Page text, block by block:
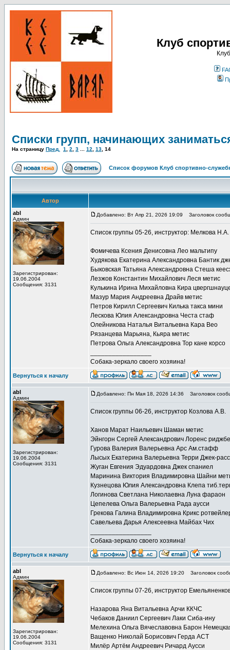
Клуб
Списки групп, начинающих
На страницу Пред. 1 2 3 12 13 14
Список форумов Клуб спортивно-
Автор
abl
Админ
Зарегистрирован:
19.06.2004
Сообщения: 3131
Добавлено: Вт Апр 21, 2026 19:09 Заголовок
Список группы 05-26, инструктор: Мелкова Н.А.
Фомичева Ксения Денисовна Лео мальтипу
Худякова Екатерина Александровна Бантик
Быковская Татьяна Александровна Стеша
Лезжов Константин Михайлович Леся метис
Кулькина Ирина Михайловна Кира
Мазур Мария Андреевна Драйв метис
Петров Кирилл Сергеевич Килька такса мини
Лескова Юлия Александровна Честа стаф
Олейникова Наталья Витальевна Кара Вео
Рязанцева Марьяна, Кьяра метис
Петрова Ольга Александровна Тор кане корсо
Собака-зеркало своего хозяина!
Вернуться к началу
abl
Админ
Зарегистрирован:
19.06.2004
Сообщения: 3131
Добавлено: Пн Мая 18, 2026 14:36 Заголовок
Список группы 06-26, инструктор Козлова А.В.
Ханов Марат Наильевич Шаман метис
Эйнгорн Сергей Александрович Лоренс
Гурова Валерия Валерьевна Арс Ам.стафф
Лысых Екатерина Валерьевна Терри Джек-
Жуган Евгения Эдуардовна Джек спаниел
Маринина Виктория Владимировна Шайни
Кузнецова Юлия Александровна Клепа
Логинова Светлана Николаевна Луна фараон
Цепелева Ольга Валерьевна Рада аусси
Грекова Галина Владимировна Крикс
Савельева Дарья Алексеевна Майбах Чих
Собака-зеркало своего хозяина!
Вернуться к началу
abl
Админ
Зарегистрирован:
19.06.2004
Сообщения: 3131
Добавлено: Вс Июн 14, 2026 19:20 Заголовок
Список группы 07-26, инструктор
Назарова Яна Витальевна Арчи ККЧС
Чебаков Даниил Сергеевич Лаки Сиба-ину
Мелехина Ольга Вячеславовна Барон
Ващенко Николай Борисович Герда АСТ
Милёр Артём Андреевич Ричард Аусси